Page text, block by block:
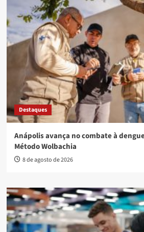
Destaques
Anápolis avança no combate à
Método Wolbachia
8 de agosto de 2026